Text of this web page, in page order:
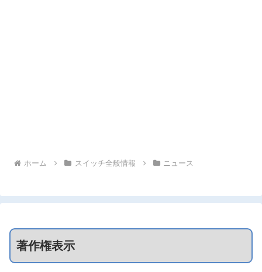
ホーム スイッチ全般情報 ニュース
著作権表示